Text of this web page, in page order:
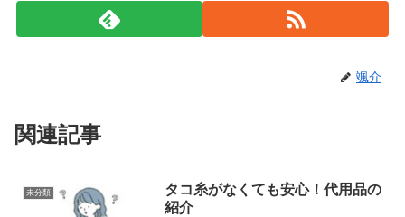
颯介
関連記事
未分類
タコ糸がなくても安心！代用品の
紹介